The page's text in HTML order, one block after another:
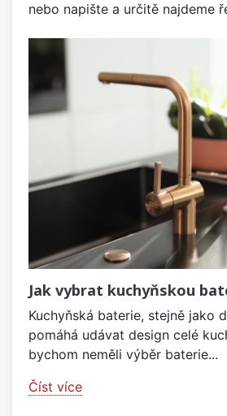
nebo napište a určitě najdeme
Jak vybrat kuchyňskou
Kuchyňská baterie, stejně jako
pomáhá udávat design celé
bychom neměli výběr baterie...
Číst více